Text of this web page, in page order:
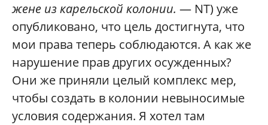
жене из карельской колонии. — NT) уже
опубликовано, что цель достигнута, что
мои права теперь соблюдаются. А как же
нарушение прав других осужденных?
Они же приняли целый комплекс мер,
чтобы создать в колонии невыносимые
условия содержания. Я хотел там